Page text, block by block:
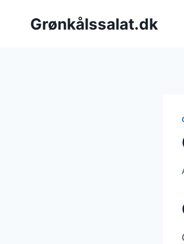
Grønkålssalat.dk